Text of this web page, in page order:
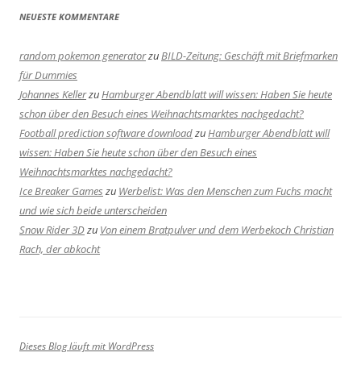
NEUESTE KOMMENTARE
random pokemon generatorzuBILD-Zeitung: Geschäft mit Briefmarken
für Dummies
Johannes KellerzuHamburger Abendblatt will wissen: Haben Sie heute
schon über den Besuch eines Weihnachtsmarktes nachgedacht?
Football prediction software downloadzuHamburger Abendblatt will
wissen: Haben Sie heute schon über den Besuch eines
Weihnachtsmarktes nachgedacht?
Ice Breaker Games zu Werbelist: Was den Menschen zum Fuchs macht
und wie sich beide unterscheiden
Snow Rider 3Dzu Von einem Bratpulver und dem Werbekoch Christian
Rach, der abkocht
Dieses Blog läuft mit WordPress